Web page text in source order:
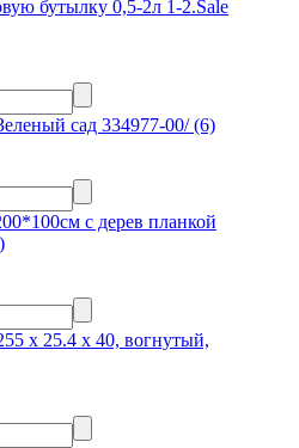
бутылку 0,5-2л 1-2.Sale
сад 334977-00/ (6)
с дерев планкой
х 25.4 х 40, вогнутый,